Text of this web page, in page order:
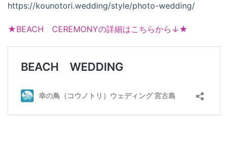
https://kounotori.wedding/style/photo-wedding/
★BEACH CEREMONYの詳細はこちらから↓★